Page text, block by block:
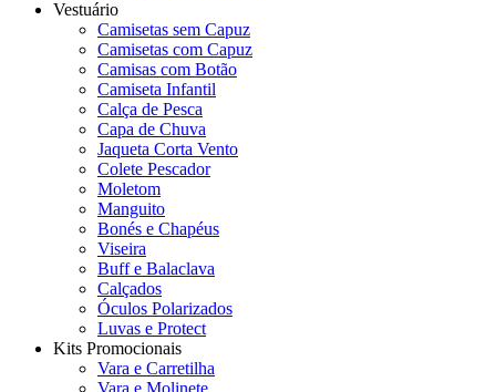
Vestuário
Camisetas sem Capuz
Camisetas com Capuz
Camisas com Botão
Camiseta Infantil
Calça de Pesca
Capa de Chuva
Jaqueta Corta Vento
Colete Pescador
Moletom
Manguito
Bonés e Chapéus
Viseira
Buff e Balaclava
Calçados
Óculos Polarizados
Luvas e Protect
Kits Promocionais
Vara e Carretilha
Vara e Molinete